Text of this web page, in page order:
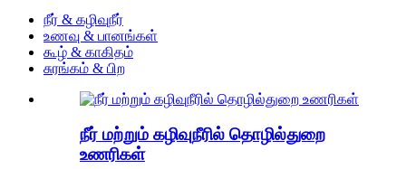
நீர் & கழிவுநீர்
உணவு & பானங்கள்
கூழ் & காகிதம்
சுரங்கம் & பிற
நீர் மற்றும் கழிவுநீரில் தொழில்துறை
உணரிகள்